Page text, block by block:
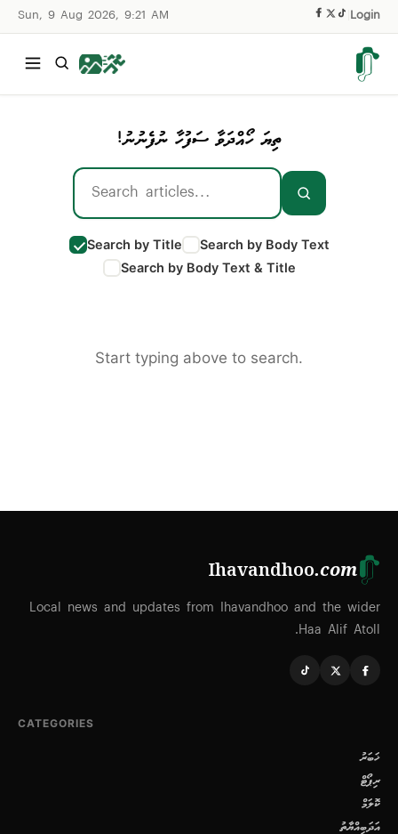
Sun, 9 Aug 2026, 9:21 AM Login
ތިޔަ ހޯއްދަވާ ސަފުހާ ނުފެނުނު!
Search by Title
Search by Body Text
Search by Body Text & Title
Start typing above to search.
Ihavandhoo.com
Local news and updates from Ihavandhoo and the wider
Haa Alif Atoll.
CATEGORIES
ޚަބަރު
ރިޕޯޓް
ކޮލަމް
އަދަބިއްޔާތު